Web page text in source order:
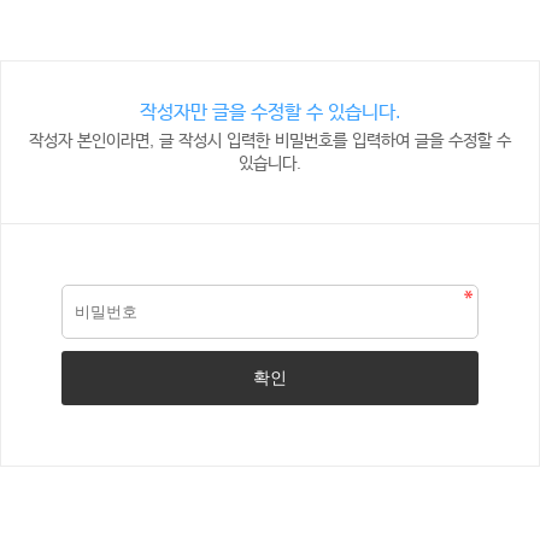
작성자만 글을 수정할 수 있습니다.
작성자 본인이라면, 글 작성시 입력한 비밀번호를 입력하여 글을 수정할 수
있습니다.